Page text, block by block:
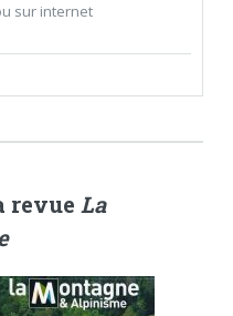
sur internet
revue La